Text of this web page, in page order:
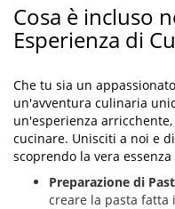
Cosa è incluso
Esperienza di
Che tu sia un
un'avventura culinaria
un'esperienza
cucinare. Unisciti a noi e
scoprendo la vera
Preparazione di
creare la pasta fatta